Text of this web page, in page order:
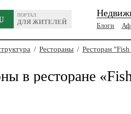
ПОРТАЛ
ДЛЯ ЖИТЕЛЕЙ
Блоги
/ Рестораны / Ресторан
в ресторане